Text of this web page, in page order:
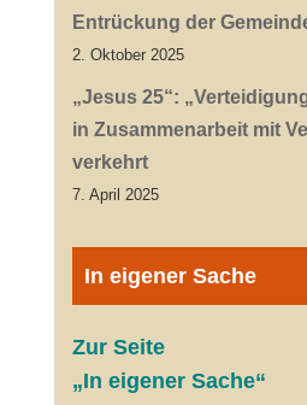
Entrückung der
2. Oktober 2025
„Jesus 25“:
in Zusammenarbeit mit
verkehrt
7. April 2025
In eigener Sache
Zur Seite
„In eigener Sache“